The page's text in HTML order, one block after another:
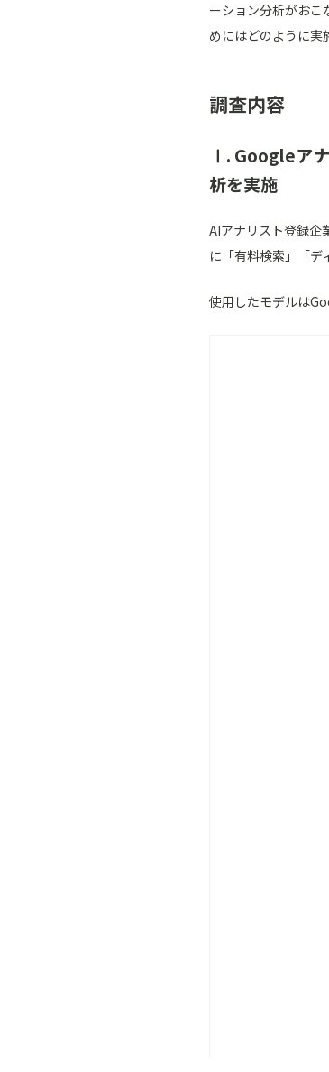
ーション分析がおこ
めにはどのように実
調査内容
Ⅰ. Googleア
析を実施
AIアナリスト登録企
に「有料検索」「デ
使用したモデルは